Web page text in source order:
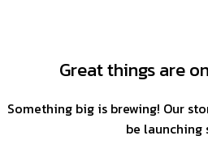
Great things are
Something big is brewing! Our
be launching